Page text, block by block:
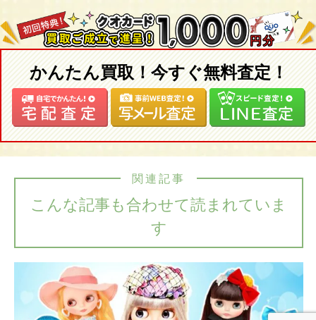
かんたん買取！今すぐ無料査定！
こんな記事も合わせて読まれていま
す
関連記事